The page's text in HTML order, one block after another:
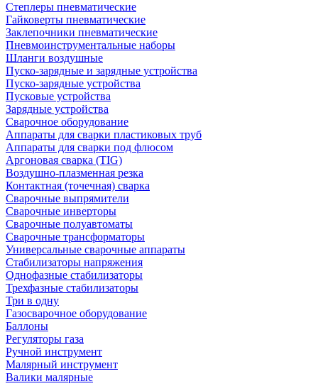
Степлеры пневматические
Гайковерты пневматические
Заклепочники пневматические
Пневмоинструментальные наборы
Шланги воздушные
Пуско-зарядные и зарядные устройства
Пуско-зарядные устройства
Пусковые устройства
Зарядные устройства
Сварочное оборудование
Аппараты для сварки пластиковых труб
Аппараты для сварки под флюсом
Аргоновая сварка (TIG)
Воздушно-плазменная резка
Контактная (точечная) сварка
Сварочные выпрямители
Сварочные инверторы
Сварочные полуавтоматы
Сварочные трансформаторы
Универсальные сварочные аппараты
Стабилизаторы напряжения
Однофазные стабилизаторы
Трехфазные стабилизаторы
Три в одну
Газосварочное оборудование
Баллоны
Регуляторы газа
Ручной инструмент
Малярный инструмент
Валики малярные